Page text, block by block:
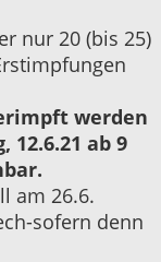
nur 20 (bis 25)
werden
12.6.21 ab 9
am 26.6.
sofern denn